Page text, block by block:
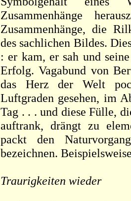
Zusammenhänge
Zusammenhänge, die
des sachlichen Bildes.
: er kam, er sah und
Erfolg. Vagabund von
das Herz der Welt
Luftgraden gesehen, im
Tag . . . und diese Fülle,
auftrank, drängt zu
packt den
bezeichnen.
Traurigkeiten wieder